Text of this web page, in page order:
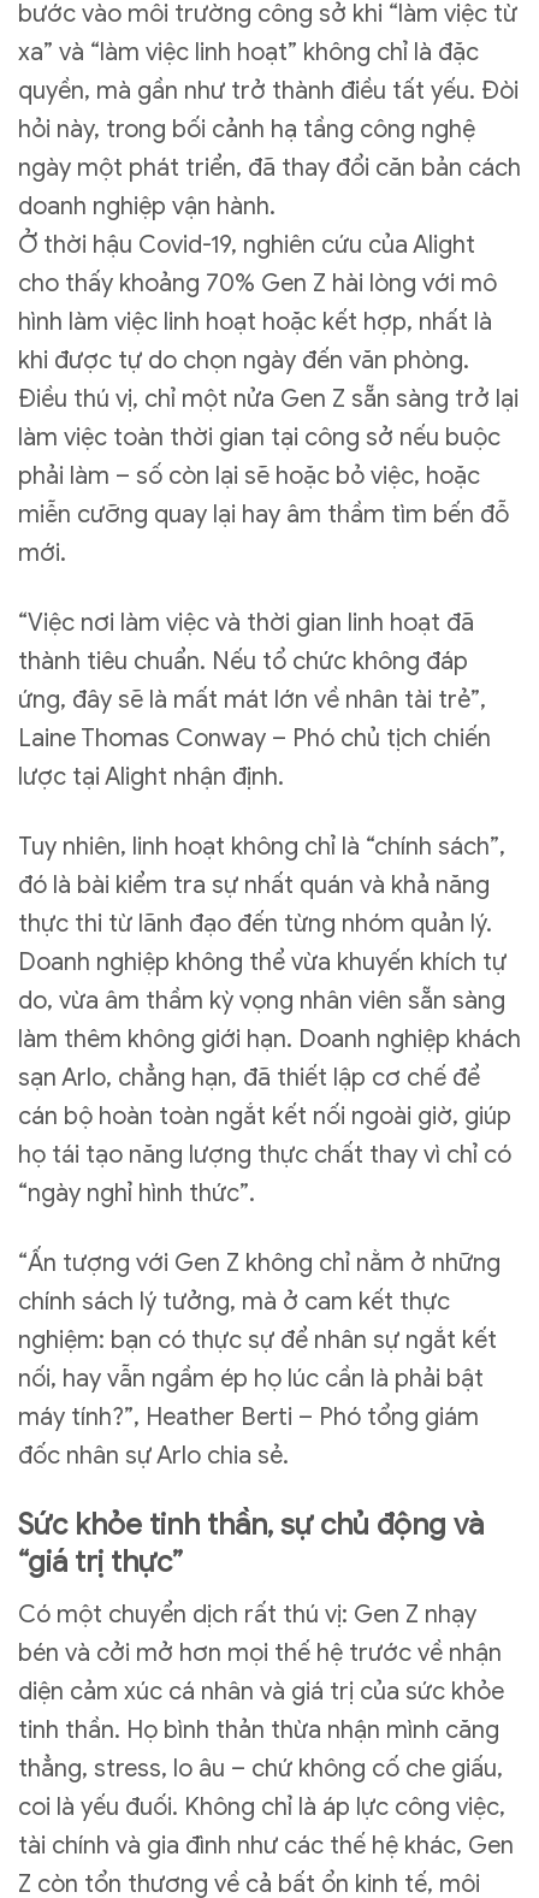
bước vào môi trường công sở khi “làm việc từ
xa” và “làm việc linh hoạt” không chỉ là đặc
quyền, mà gần như trở thành điều tất yếu. Đòi
hỏi này, trong bối cảnh hạ tầng công nghệ
ngày một phát triển, đã thay đổi căn bản cách
doanh nghiệp vận hành.
Ở thời hậu Covid-19, nghiên cứu của Alight
cho thấy khoảng 70% Gen Z hài lòng với mô
hình làm việc linh hoạt hoặc kết hợp, nhất là
khi được tự do chọn ngày đến văn phòng.
Điều thú vị, chỉ một nửa Gen Z sẵn sàng trở lại
làm việc toàn thời gian tại công sở nếu buộc
phải làm – số còn lại sẽ hoặc bỏ việc, hoặc
miễn cưỡng quay lại hay âm thầm tìm bến đỗ
mới.
“Việc nơi làm việc và thời gian linh hoạt đã
thành tiêu chuẩn. Nếu tổ chức không đáp
ứng, đây sẽ là mất mát lớn về nhân tài trẻ”,
Laine Thomas Conway – Phó chủ tịch chiến
lược tại Alight nhận định.
Tuy nhiên, linh hoạt không chỉ là “chính sách”,
đó là bài kiểm tra sự nhất quán và khả năng
thực thi từ lãnh đạo đến từng nhóm quản lý.
Doanh nghiệp không thể vừa khuyến khích tự
do, vừa âm thầm kỳ vọng nhân viên sẵn sàng
làm thêm không giới hạn. Doanh nghiệp khách
sạn Arlo, chẳng hạn, đã thiết lập cơ chế để
cán bộ hoàn toàn ngắt kết nối ngoài giờ, giúp
họ tái tạo năng lượng thực chất thay vì chỉ có
“ngày nghỉ hình thức”.
“Ấn tượng với Gen Z không chỉ nằm ở những
chính sách lý tưởng, mà ở cam kết thực
nghiệm: bạn có thực sự để nhân sự ngắt kết
nối, hay vẫn ngầm ép họ lúc cần là phải bật
máy tính?”, Heather Berti – Phó tổng giám
đốc nhân sự Arlo chia sẻ.
Sức khỏe tinh thần, sự chủ động và
“giá trị thực”
Có một chuyển dịch rất thú vị: Gen Z nhạy
bén và cởi mở hơn mọi thế hệ trước về nhận
diện cảm xúc cá nhân và giá trị của sức khỏe
tinh thần. Họ bình thản thừa nhận mình căng
thẳng, stress, lo âu – chứ không cố che giấu,
coi là yếu đuối. Không chỉ là áp lực công việc,
tài chính và gia đình như các thế hệ khác, Gen
Z còn tổn thương về cả bất ổn kinh tế, môi